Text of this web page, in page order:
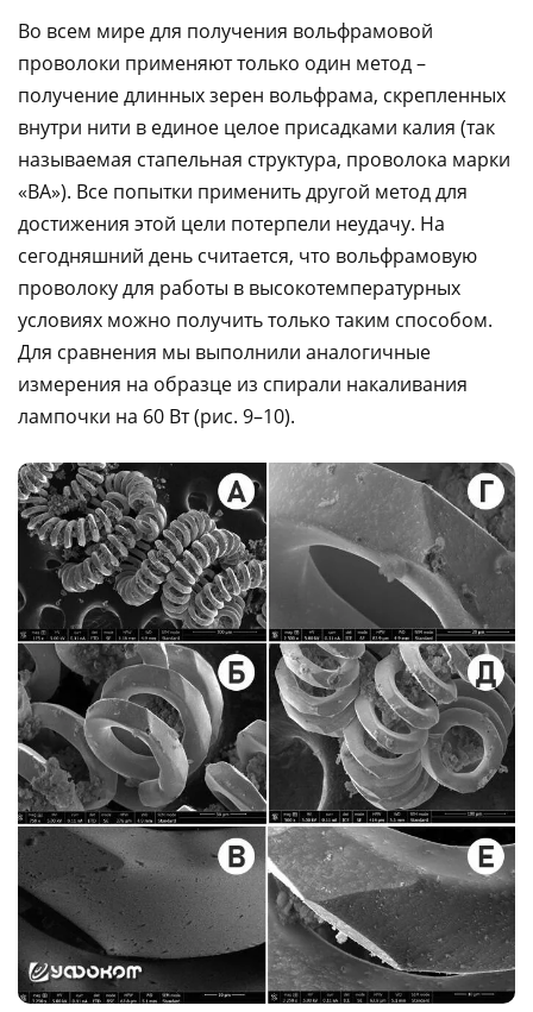
Во всем мире для получения вольфрамовой
проволоки применяют только один метод –
получение длинных зерен вольфрама, скрепленных
внутри нити в единое целое присадками калия (так
называемая стапельная структура, проволока марки
«ВА»). Все попытки применить другой метод для
достижения этой цели потерпели неудачу. На
сегодняшний день считается, что вольфрамовую
проволоку для работы в высокотемпературных
условиях можно получить только таким способом.
Для сравнения мы выполнили аналогичные
измерения на образце из спирали накаливания
лампочки на 60 Вт (рис. 9–10).